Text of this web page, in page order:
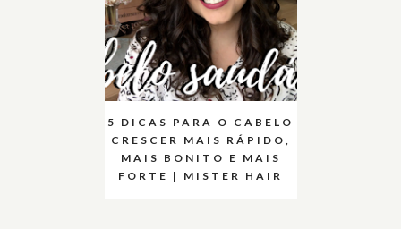
5 DICAS PARA O CABELO
CRESCER MAIS RÁPIDO,
MAIS BONITO E MAIS
FORTE | MISTER HAIR